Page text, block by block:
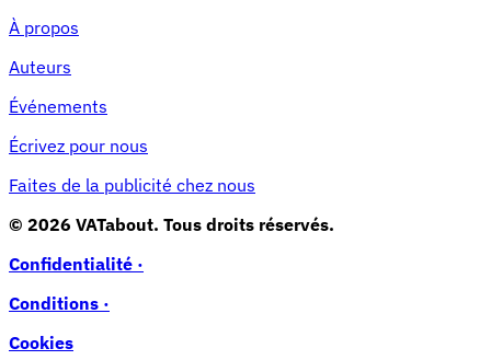
À propos
Auteurs
Événements
Écrivez pour nous
Faites de la publicité chez nous
© 2026 VATabout. Tous droits réservés.
Confidentialité ·
Conditions ·
Cookies